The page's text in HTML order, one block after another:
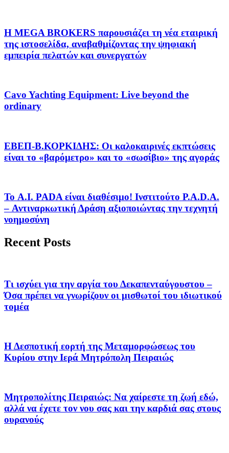
Η MEGA BROKERS παρουσιάζει τη νέα εταιρική
της ιστοσελίδα, αναβαθμίζοντας την ψηφιακή
εμπειρία πελατών και συνεργατών
Cavo Yachting Equipment: Live beyond the
ordinary
EΒΕΠ-Β.ΚΟΡΚΙΔΗΣ: Οι καλοκαιρινές εκπτώσεις
είναι το «βαρόμετρο» και το «σωσίβιο» της αγοράς
Το A.I. PADA είναι διαθέσιμο! Ινστιτούτο P.A.D.A.
– Αντιναρκωτική Δράση αξιοποιώντας την τεχνητή
νοημοσύνη
Recent Posts
Τι ισχύει για την αργία του Δεκαπενταύγουστου –
Όσα πρέπει να γνωρίζουν οι μισθωτοί του ιδιωτικού
τομέα
Η Δεσποτική εορτή της Μεταμορφώσεως του
Κυρίου στην Ιερά Μητρόπολη Πειραιώς
Μητροπολίτης Πειραιώς: Να χαίρεστε τη ζωή εδώ,
αλλά να έχετε τον νου σας και την καρδιά σας στους
ουρανούς